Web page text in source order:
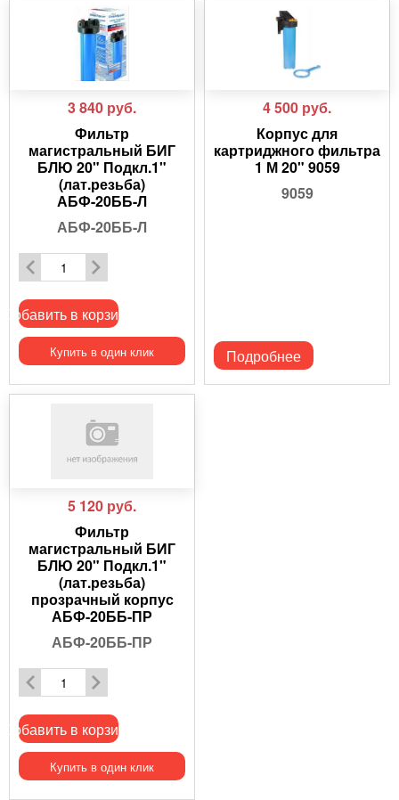
3 840 руб.
Фильтр
магистральный БИГ
БЛЮ 20" Подкл.1"
(лат.резьба)
АБФ-20ББ-Л
АБФ-20ББ-Л
Добавить в корзину
Купить в один клик
4 500 руб.
Корпус для
картриджного фильтра
1 М 20" 9059
9059
Подробнее
5 120 руб.
Фильтр
магистральный БИГ
БЛЮ 20" Подкл.1"
(лат.резьба)
прозрачный корпус
АБФ-20ББ-ПР
АБФ-20ББ-ПР
Добавить в корзину
Купить в один клик